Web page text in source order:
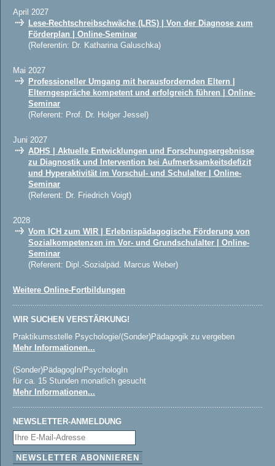
April 2027
Lese-Rechtschreibschwäche (LRS) | Von der Diagnose zum
Förderplan | Online-Seminar
(Referentin: Dr. Katharina Galuschka)
Mai 2027
Professioneller Umgang mit herausfordernden Eltern |
Elterngespräche kompetent und erfolgreich führen | Online-
Seminar
(Referent: Prof. Dr. Holger Jessel)
Juni 2027
ADHS | Aktuelle Entwicklungen und Forschungsergebnisse
zu Diagnostik und Intervention bei Aufmerksamkeitsdefizit
und Hyperaktivität im Vorschul- und Schulalter | Online-
Seminar
(Referent: Dr. Friedrich Voigt)
2028
Vom ICH zum WIR | Erlebnispädagogische Förderung von
Sozialkompetenzen im Vor- und Grundschulalter | Online-
Seminar
(Referent: Dipl.-Sozialpäd. Marcus Weber)
Weitere Online-Fortbildungen
WIR SUCHEN VERSTÄRKUNG!
Praktikumsstelle Psychologie/(Sonder)Pädagogik zu vergeben
Mehr Informationen...
(Sonder)PädagogIn/PsychologIn
für ca. 15 Stunden monatlich gesucht
Mehr Informationen...
NEWSLETTER-ANMELDUNG